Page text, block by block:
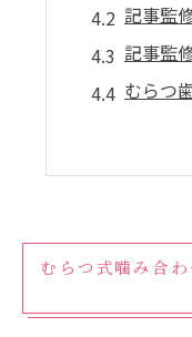
記事監
記事監
むらつ
むらつ式噛み合